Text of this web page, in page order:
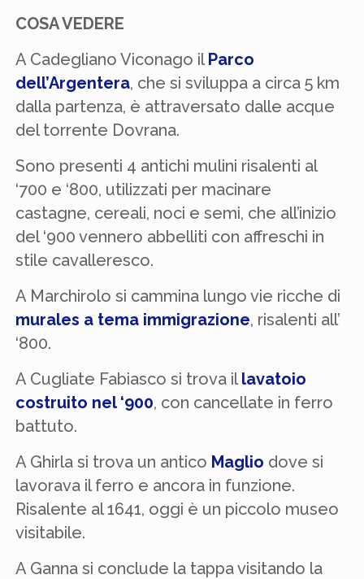
COSA VEDERE
A Cadegliano Viconago il Parco
dell’Argentera, che si sviluppa a circa 5 km
dalla partenza, è attraversato dalle acque
del torrente Dovrana.
Sono presenti 4 antichi mulini risalenti al
‘700 e ‘800, utilizzati per macinare
castagne, cereali, noci e semi, che all’inizio
del ‘900 vennero abbelliti con affreschi in
stile cavalleresco.
A Marchirolo si cammina lungo vie ricche di
murales a tema immigrazione, risalenti all’
‘800.
A Cugliate Fabiasco si trova il lavatoio
costruito nel ‘900, con cancellate in ferro
battuto.
A Ghirla si trova un antico Maglio dove si
lavorava il ferro e ancora in funzione.
Risalente al 1641, oggi è un piccolo museo
visitabile.
A Ganna si conclude la tappa visitando la